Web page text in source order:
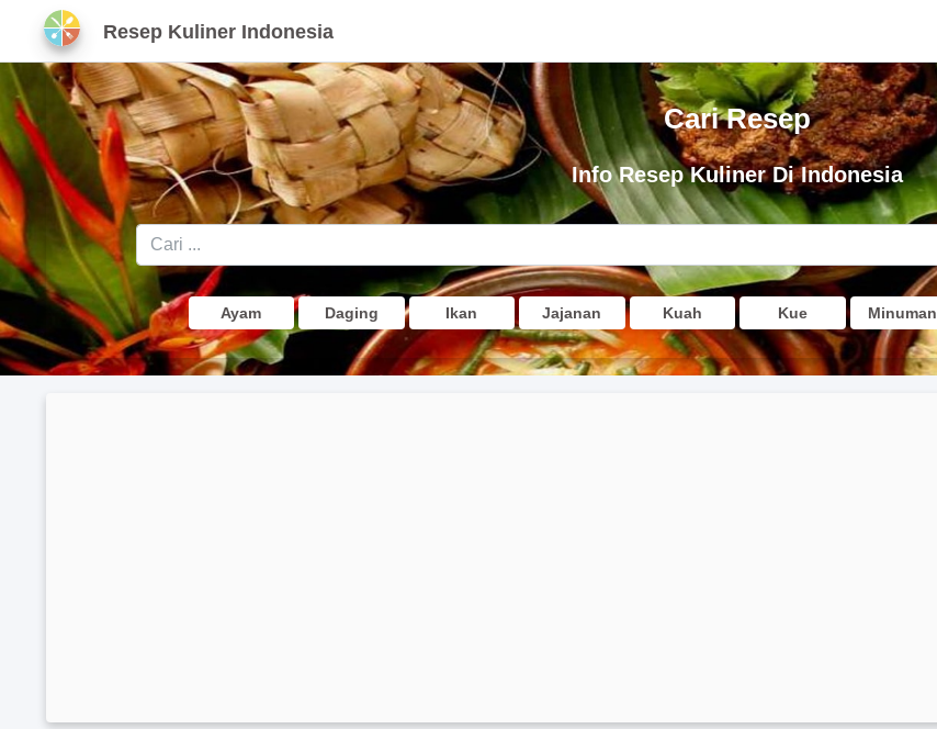
Resep Kuliner Indonesia
Cari Resep
Info Resep Kuliner Di Indonesia
Ayam Daging Ikan Jajanan Kuah Kue Minuman